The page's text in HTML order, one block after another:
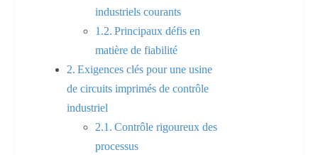
industriels courants
Principaux défis en
matière de fiabilité
Exigences clés pour une usine
de circuits imprimés de contrôle
industriel
Contrôle rigoureux des
processus